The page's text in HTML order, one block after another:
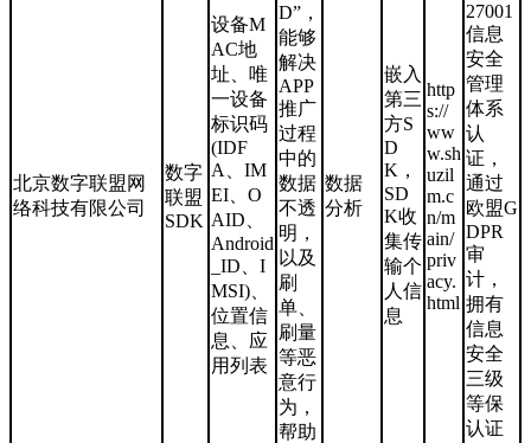
北京数字联盟网
络科技有限公司
数字
联盟
SDK
设备M
AC地
址、唯
一设备
标识码
(IDF
A、IM
EI、O
AID、
Android
_ID、I
MSI)、
位置信
息、应
用列表
D”，
能够
解决
APP
推广
过程
中的
数据
不透
明，
以及
刷
单、
刷量
等恶
意行
为，
帮助
数据
分析
嵌入
第三
方S
D
K，
SD
K收
集传
输个
人信
息
http
s://
ww
w.sh
uzil
m.c
n/m
ain/
priv
acy.
html
27001
信息
安全
管理
体系
认
证，
通过
欧盟G
DPR
审
计，
拥有
信息
安全
三级
等保
认证